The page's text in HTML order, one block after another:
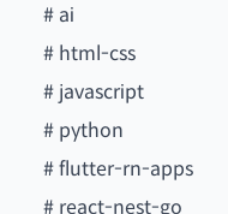
# ai
# html-css
# javascript
# python
#flutter-rn-apps
# react-nest-go